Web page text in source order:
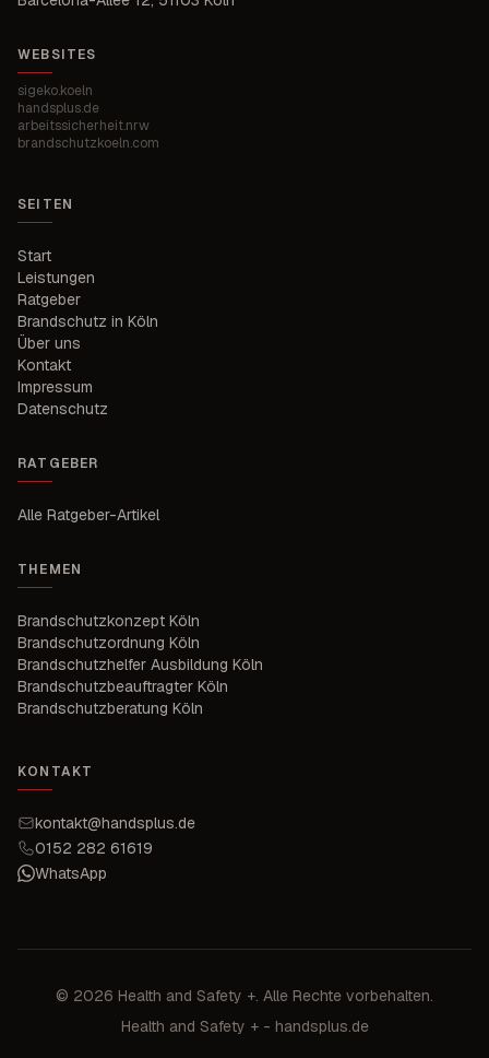
WEBSITES
sigeko.koeln
handsplus.de
arbeitssicherheit.nrw
brandschutzkoeln.com
SEITEN
Start
Leistungen
Ratgeber
Brandschutz in Köln
Über uns
Kontakt
Impressum
Datenschutz
RATGEBER
Alle Ratgeber-Artikel
THEMEN
Brandschutzkonzept Köln
Brandschutzordnung Köln
Brandschutzhelfer Ausbildung Köln
Brandschutzbeauftragter Köln
Brandschutzberatung Köln
KONTAKT
kontakt@handsplus.de
0152 282 61619
WhatsApp
© 2026 Health and Safety +. Alle Rechte vorbehalten.
Health and Safety +- handsplus.de